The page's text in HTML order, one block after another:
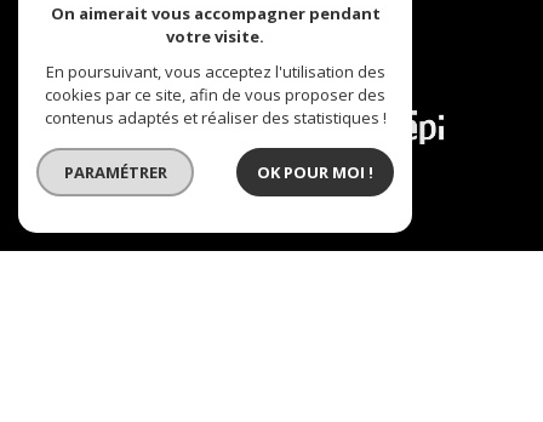
Adhérents
On aimerait vous accompagner pendant
votre visite.
En poursuivant, vous acceptez l'utilisation des
cookies par ce site, afin de vous proposer des
contenus adaptés et réaliser des statistiques !
PARAMÉTRER OK POUR MOI !